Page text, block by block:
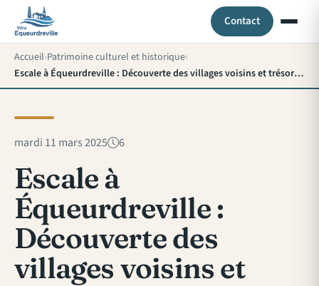
Contact
Accueil Patrimoine culturel et historique
Escale à Équeurdreville : Découverte des villages voisins et trésors cachés du Cotentin
mardi 11 mars 2025 6
Escale à
Équeurdreville :
Découverte des
villages voisins et